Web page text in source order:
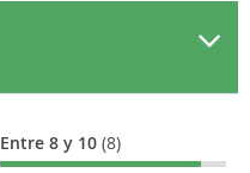
Entre 8 y 10(8)